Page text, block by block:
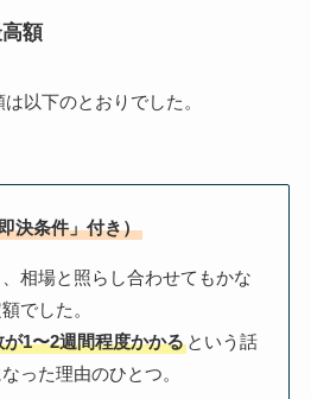
額
以下のとおりでした。
決条件」付き）
相場と照らし合わせてもかな
でした。
1〜2週間程度かかるという話
った理由のひとつ。